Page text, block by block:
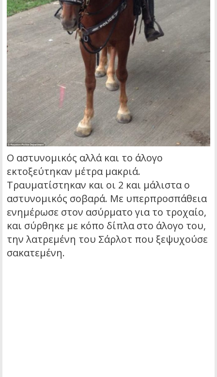
Ο αστυνομικός αλλά και το άλογο
εκτοξεύτηκαν μέτρα μακριά.
Τραυματίστηκαν και οι 2 και μάλιστα ο
αστυνομικός σοβαρά. Με υπερπροσπάθεια
ενημέρωσε στον ασύρματο για το τροχαίο,
και σύρθηκε με κόπο δίπλα στο άλογο του,
την λατρεμένη του Σάρλοτ που ξεψυχούσε
σακατεμένη.